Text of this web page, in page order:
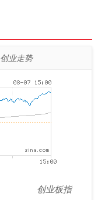
创业走势
创业板指